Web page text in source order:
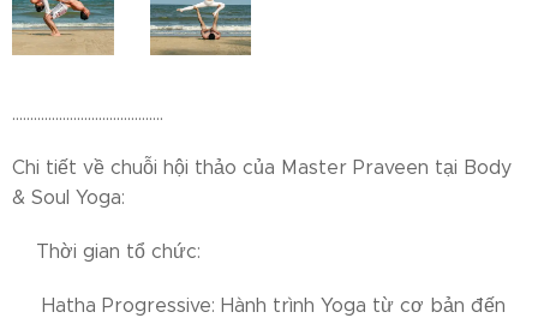
..........................................
Chi tiết về chuỗi hội thảo của Master Praveen tại Body
& Soul Yoga:
☀Thời gian tổ chức:
👉 Hatha Progressive: Hành trình Yoga từ cơ bản đến